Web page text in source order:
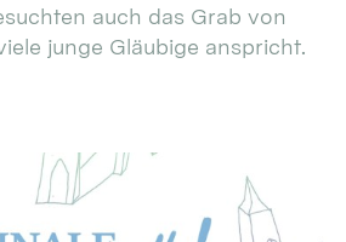
auch das Grab von
junge Gläubige anspricht.